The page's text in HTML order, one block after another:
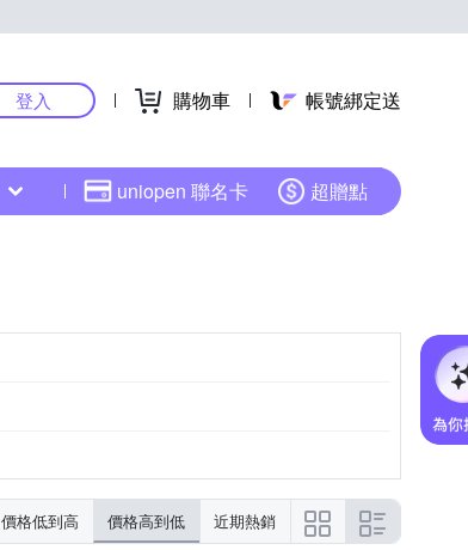
登入 購物車 帳號綁定送
uniopen 聯名卡 超贈點
價格低到高 價格高到低 近期熱銷